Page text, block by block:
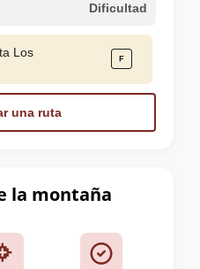
la montaña
Dificultad
Los
una ruta